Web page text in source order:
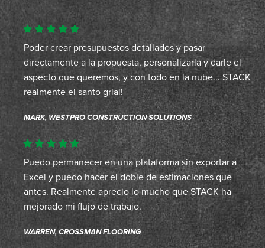
Poder crear presupuestos detallados y pasar
directamente a la propuesta, personalizarla y darle el
aspecto que queremos, y con todo en la nube... STACK
realmente el santo grial!
MARK, WESTPRO CONSTRUCTION SOLUTIONS
Puedo permanecer en una plataforma sin exportar a
Excel y puedo hacer el doble de estimaciones que
antes. Realmente aprecio lo mucho que STACK ha
mejorado mi flujo de trabajo.
WARREN, CROSSMAN FLOORING